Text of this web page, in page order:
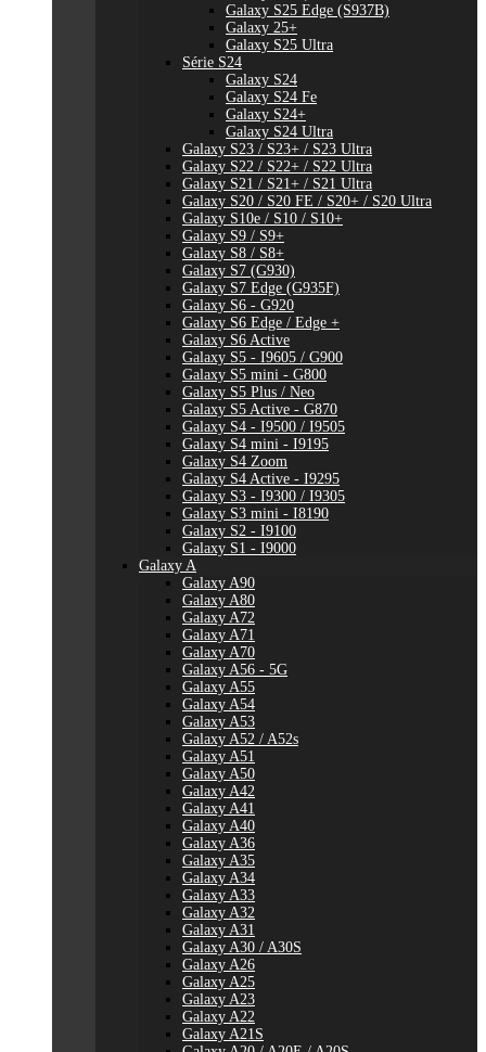
Galaxy S25 Edge (S937B)
Galaxy 25+
Galaxy S25 Ultra
Série S24
Galaxy S24
Galaxy S24 Fe
Galaxy S24+
Galaxy S24 Ultra
Galaxy S23 / S23+ / S23 Ultra
Galaxy S22 / S22+ / S22 Ultra
Galaxy S21 / S21+ / S21 Ultra
Galaxy S20 / S20 FE / S20+ / S20 Ultra
Galaxy S10e / S10 / S10+
Galaxy S9 / S9+
Galaxy S8 / S8+
Galaxy S7 (G930)
Galaxy S7 Edge (G935F)
Galaxy S6 - G920
Galaxy S6 Edge / Edge +
Galaxy S6 Active
Galaxy S5 - I9605 / G900
Galaxy S5 mini - G800
Galaxy S5 Plus / Neo
Galaxy S5 Active - G870
Galaxy S4 - I9500 / I9505
Galaxy S4 mini - I9195
Galaxy S4 Zoom
Galaxy S4 Active - I9295
Galaxy S3 - I9300 / I9305
Galaxy S3 mini - I8190
Galaxy S2 - I9100
Galaxy S1 - I9000
Galaxy A
Galaxy A90
Galaxy A80
Galaxy A72
Galaxy A71
Galaxy A70
Galaxy A56 - 5G
Galaxy A55
Galaxy A54
Galaxy A53
Galaxy A52 / A52s
Galaxy A51
Galaxy A50
Galaxy A42
Galaxy A41
Galaxy A40
Galaxy A36
Galaxy A35
Galaxy A34
Galaxy A33
Galaxy A32
Galaxy A31
Galaxy A30 / A30S
Galaxy A26
Galaxy A25
Galaxy A23
Galaxy A22
Galaxy A21S